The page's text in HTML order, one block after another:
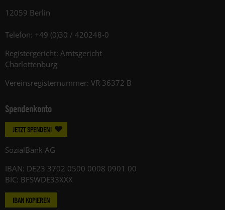
12059 Berlin
Telefon: +49 (0)30 / 420248-0
Registergericht: Amtsgericht
Charlottenburg
Vereinsregisternummer: VR 36372 B
Spendenkonto
JETZT SPENDEN!
SozialBank AG
IBAN: DE23 3702 0500 0008 0901 00
BIC: BFSWDE33XXX
IBAN KOPIEREN